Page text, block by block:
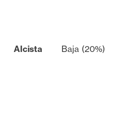
Alcista Baja (20%)